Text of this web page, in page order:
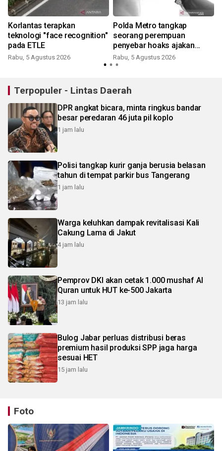
Korlantas terapkan
teknologi "face recognition"
pada ETLE
Rabu, 5 Agustus 2026
Polda Metro tangkap
seorang perempuan
penyebar hoaks ajakan
demonstrasi jelang HUT RI
Rabu, 5 Agustus 2026
Terpopuler - Lintas Daerah
DPR angkat bicara, minta ringkus bandar
besar peredaran 46 juta pil koplo
1 jam lalu
Polisi tangkap kurir ganja berusia belasan
tahun di tempat parkir bus Tangerang
1 jam lalu
Warga keluhkan dampak revitalisasi Kali
Cakung Lama di Jakut
4 jam lalu
Pemprov DKI akan cetak 1.000 mushaf Al
Quran untuk HUT ke-500 Jakarta
13 jam lalu
Bulog Jabar perluas distribusi beras
premium hasil produksi SPP jaga harga
sesuai HET
15 jam lalu
Foto